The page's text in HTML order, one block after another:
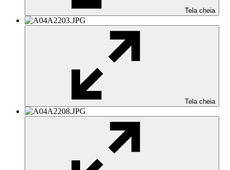
Tela cheia
Tela cheia